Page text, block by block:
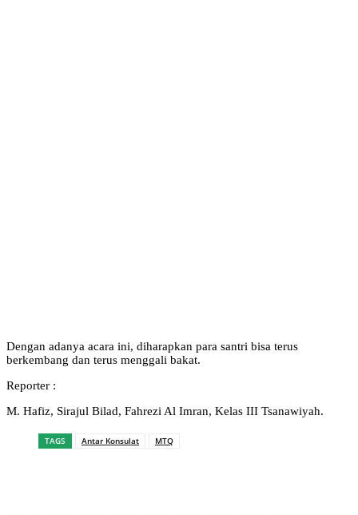
Dengan adanya acara ini, diharapkan para santri bisa terus
berkembang dan terus menggali bakat.
Reporter :
M. Hafiz, Sirajul Bilad, Fahrezi Al Imran, Kelas III Tsanawiyah.
TAGS Antar Konsulat MTQ